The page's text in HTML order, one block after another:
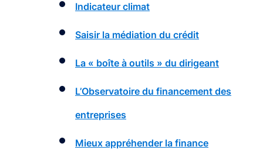
Indicateur climat
Saisir la médiation du crédit
La « boîte à outils » du dirigeant
L’Observatoire du financement des
entreprises
Mieux appréhender la finance